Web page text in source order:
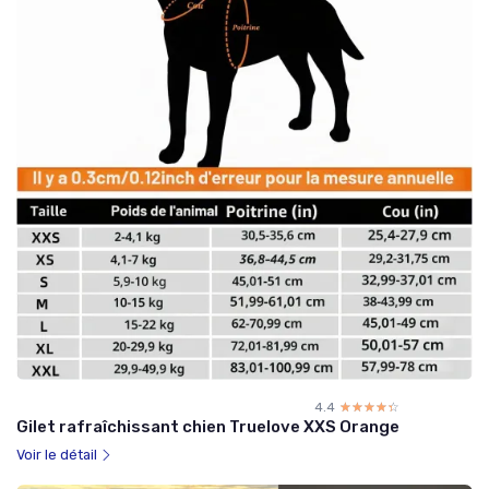
4.4 ☆☆☆☆☆
★★★★★
Gilet rafraîchissant chien Truelove XXS Orange
Voir le détail